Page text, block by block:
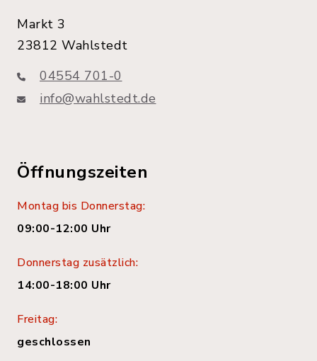
Markt 3
23812 Wahlstedt
04554 701-0
info@wahlstedt.de
Öffnungszeiten
Montag bis Donnerstag:
09:00-12:00 Uhr
Donnerstag zusätzlich:
14:00-18:00 Uhr
Freitag:
geschlossen